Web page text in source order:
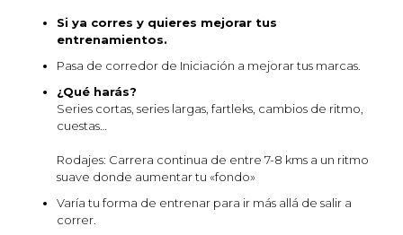
Si ya corres y quieres mejorar tus
entrenamientos.
Pasa de corredor de Iniciación a mejorar tus marcas.
¿Qué harás?
Series cortas, series largas, fartleks, cambios de ritmo,
cuestas…
Rodajes: Carrera continua de entre 7-8 kms a un ritmo
suave donde aumentar tu «fondo»
Varía tu forma de entrenar para ir más allá de salir a
correr.